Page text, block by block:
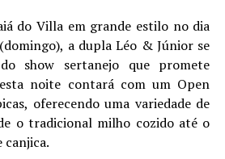
do Villa em grande estilo no dia
a dupla Léo & Júnior se
show sertanejo que promete
noite contará com um Open
oferecendo uma variedade de
o tradicional milho cozido até o